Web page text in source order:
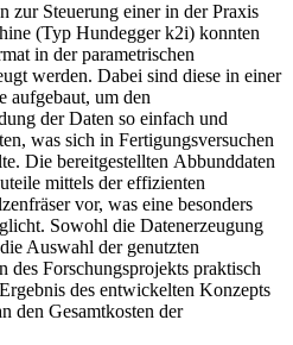
zur Steuerung einer in der Praxis
(Typ Hundegger k2i) konnten
in der parametrischen
werden. Dabei sind diese in einer
aufgebaut, um den
der Daten so einfach und
was sich in Fertigungsversuchen
Die bereitgestellten Abbunddaten
mittels der effizienten
vor, was eine besonders
Sowohl die Datenerzeugung
Auswahl der genutzten
des Forschungsprojekts praktisch
des entwickelten Konzepts
den Gesamtkosten der